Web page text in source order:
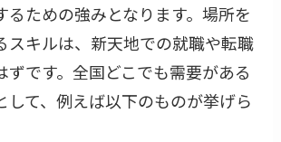
るための強みとなります。場所を
スキルは、新天地での就職や転職
ずです。全国どこでも需要がある
して、例えば以下のものが挙げら